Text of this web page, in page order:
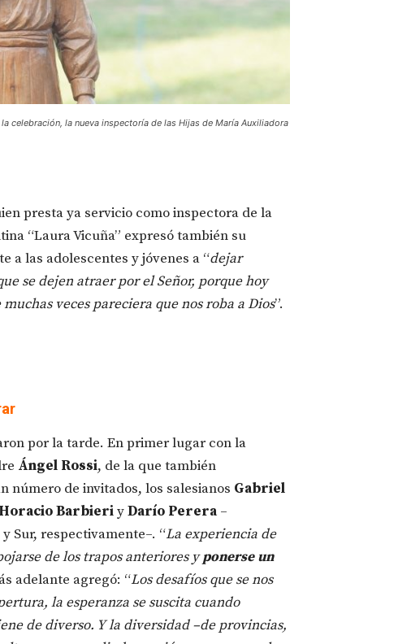
celebración, la nueva inspectoría de las Hijas de María Auxiliadora
presta ya servicio como inspectora de la
“Laura Vicuña” expresó también su
a las adolescentes y jóvenes a “dejar
se dejen atraer por el Señor, porque hoy
veces pareciera que nos roba a Dios”.
por la tarde. En primer lugar con la
Ángel Rossi, de la que también
número de invitados, los salesianos Gabriel
Horacio BarbieriyDarío Perera –
Sur, respectivamente–. “La experiencia de
de los trapos anteriores yponerse un
adelante agregó: “Los desafíos que se nos
la esperanza se suscita cuando
de diverso. Y la diversidad –de provincias,